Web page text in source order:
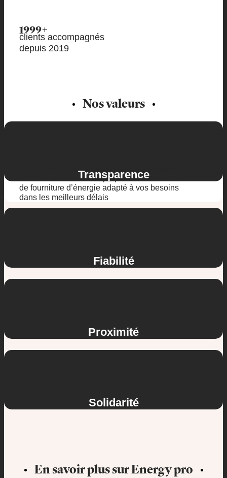
1999+
clients accompagnés
depuis 2019
24h et à vous faire une proposition de contrat
de fourniture d’énergie adapté à vos besoins
dans les meilleurs délais
Nos valeurs
Transparence
Fiabilité
Proximité
Solidarité
En savoir plus sur Energy pro